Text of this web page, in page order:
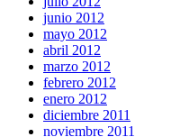
junio 2012
mayo 2012
abril 2012
marzo 2012
febrero 2012
enero 2012
diciembre 2011
noviembre 2011